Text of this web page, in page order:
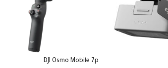
DJI Osmo Mobile 7p